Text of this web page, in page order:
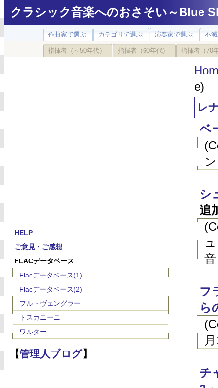
クラシック音楽へのおさそい～Blue
作曲家で選ぶ カテゴリで選ぶ 演奏家で選ぶ 不
指揮者（～50年代） 指揮者（60年代） 指揮者（70
HELP
ご意見・ご感想
FLACデータベース
Flacデータベース(1)
Flacデータベース(2)
フルトヴェングラー
トスカニーニ
ワルター
【管理人ブログ】
e)
レ
ベ
シ
追
音
フ
ら
チ